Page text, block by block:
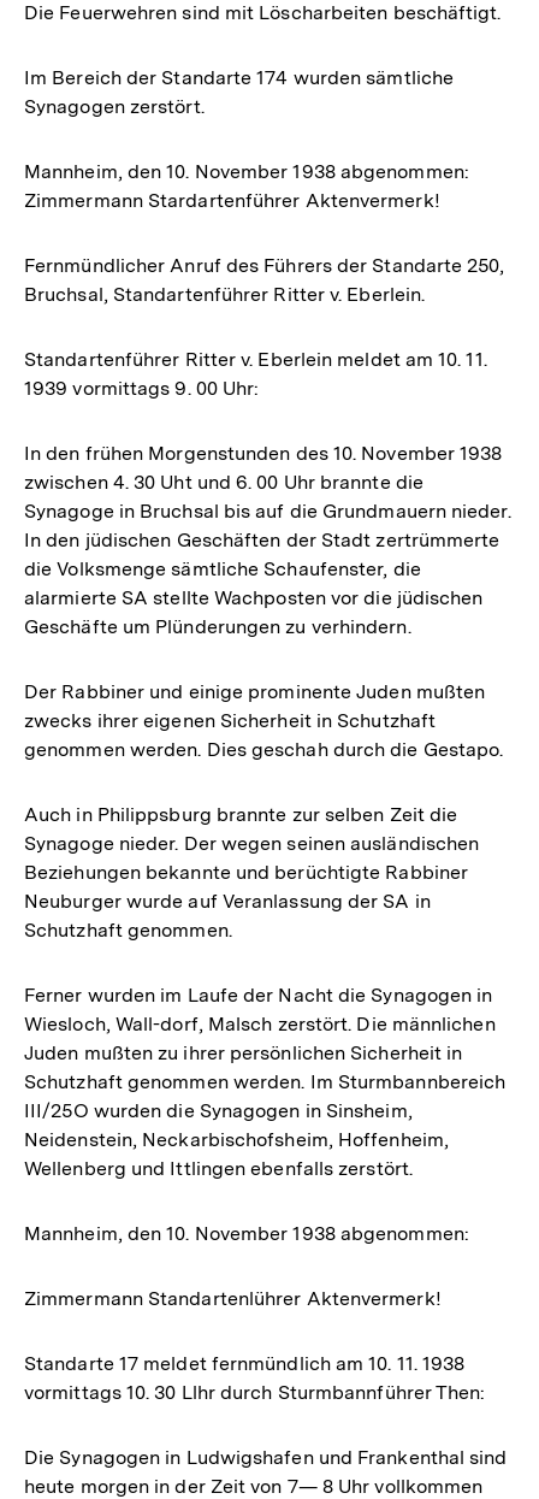
Die Feuerwehren sind mit Löscharbeiten beschäftigt.
Im Bereich der Standarte 174 wurden sämtliche
Synagogen zerstört.
Mannheim, den 10. November 1938 abgenommen:
Zimmermann Stardartenführer Aktenvermerk!
Fernmündlicher Anruf des Führers der Standarte 250,
Bruchsal, Standartenführer Ritter v. Eberlein.
Standartenführer Ritter v. Eberlein meldet am 10. 11.
1939 vormittags 9. 00 Uhr:
In den frühen Morgenstunden des 10. November 1938
zwischen 4. 30 Uht und 6. 00 Uhr brannte die
Synagoge in Bruchsal bis auf die Grundmauern nieder.
In den jüdischen Geschäften der Stadt zertrümmerte
die Volksmenge sämtliche Schaufenster, die
alarmierte SA stellte Wachposten vor die jüdischen
Geschäfte um Plünderungen zu verhindern.
Der Rabbiner und einige prominente Juden mußten
zwecks ihrer eigenen Sicherheit in Schutzhaft
genommen werden. Dies geschah durch die Gestapo.
Auch in Philippsburg brannte zur selben Zeit die
Synagoge nieder. Der wegen seinen ausländischen
Beziehungen bekannte und berüchtigte Rabbiner
Neuburger wurde auf Veranlassung der SA in
Schutzhaft genommen.
Ferner wurden im Laufe der Nacht die Synagogen in
Wiesloch, Wall-dorf, Malsch zerstört. Die männlichen
Juden mußten zu ihrer persönlichen Sicherheit in
Schutzhaft genommen werden. Im Sturmbannbereich
III/25O wurden die Synagogen in Sinsheim,
Neidenstein, Neckarbischofsheim, Hoffenheim,
Wellenberg und Ittlingen ebenfalls zerstört.
Mannheim, den 10. November 1938 abgenommen:
Zimmermann Standartenlührer Aktenvermerk!
Standarte 17 meldet fernmündlich am 10. 11. 1938
vormittags 10. 30 Llhr durch Sturmbannführer Then:
Die Synagogen in Ludwigshafen und Frankenthal sind
heute morgen in der Zeit von 7— 8 Uhr vollkommen